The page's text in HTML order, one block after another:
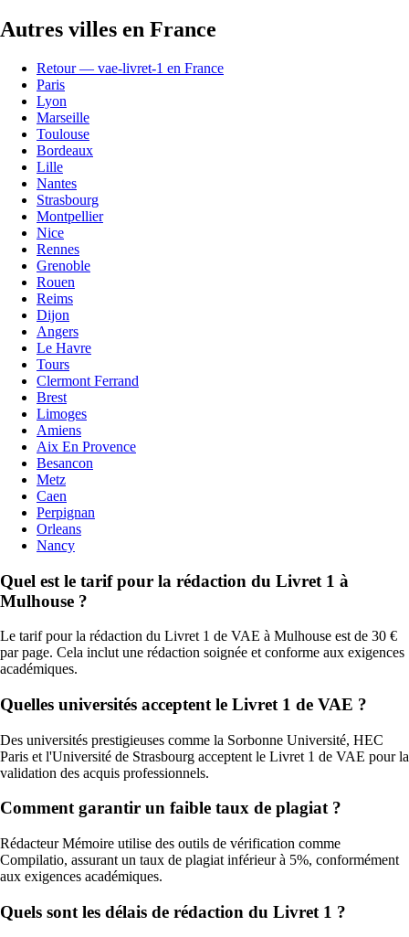
Autres villes en France
Retour — vae-livret-1 en France
Paris
Lyon
Marseille
Toulouse
Bordeaux
Lille
Nantes
Strasbourg
Montpellier
Nice
Rennes
Grenoble
Rouen
Reims
Dijon
Angers
Le Havre
Tours
Clermont Ferrand
Brest
Limoges
Amiens
Aix En Provence
Besancon
Metz
Caen
Perpignan
Orleans
Nancy
Quel est le tarif pour la rédaction du Livret 1 à
Mulhouse ?
Le tarif pour la rédaction du Livret 1 de VAE à Mulhouse est de 30 €
par page. Cela inclut une rédaction soignée et conforme aux exigences
académiques.
Quelles universités acceptent le Livret 1 de VAE ?
Des universités prestigieuses comme la Sorbonne Université, HEC
Paris et l'Université de Strasbourg acceptent le Livret 1 de VAE pour la
validation des acquis professionnels.
Comment garantir un faible taux de plagiat ?
Rédacteur Mémoire utilise des outils de vérification comme
Compilatio, assurant un taux de plagiat inférieur à 5%, conformément
aux exigences académiques.
Quels sont les délais de rédaction du Livret 1 ?